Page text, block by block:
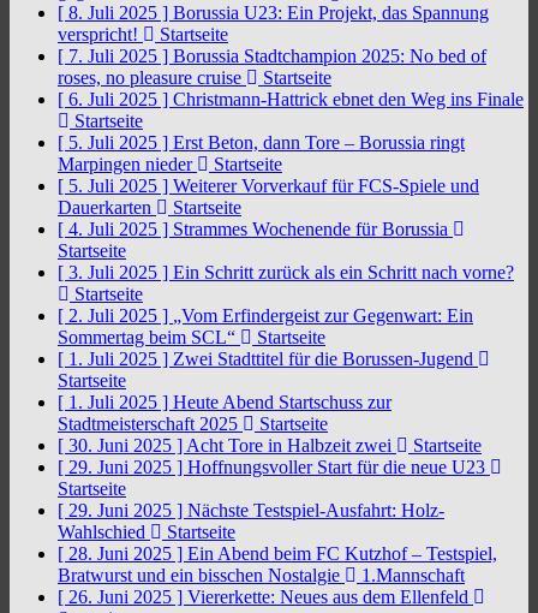
[ 8. Juli 2025 ] Borussia U23: Ein Projekt, das Spannung
verspricht!
Startseite
[ 7. Juli 2025 ] Borussia Stadtchampion 2025: No bed of
roses, no pleasure cruise
Startseite
[ 6. Juli 2025 ] Christmann-Hattrick ebnet den Weg ins Finale
Startseite
[ 5. Juli 2025 ] Erst Beton, dann Tore – Borussia ringt
Marpingen nieder
Startseite
[ 5. Juli 2025 ] Weiterer Vorverkauf für FCS-Spiele und
Dauerkarten
Startseite
[ 4. Juli 2025 ] Strammes Wochenende für Borussia
Startseite
[ 3. Juli 2025 ] Ein Schritt zurück als ein Schritt nach vorne?
Startseite
[ 2. Juli 2025 ] „Vom Erfindergeist zur Gegenwart: Ein
Sommertag beim SCL“
Startseite
[ 1. Juli 2025 ] Zwei Stadttitel für die Borussen-Jugend
Startseite
[ 1. Juli 2025 ] Heute Abend Startschuss zur
Stadtmeisterschaft 2025
Startseite
[ 30. Juni 2025 ] Acht Tore in Halbzeit zwei
Startseite
[ 29. Juni 2025 ] Hoffnungsvoller Start für die neue U23
Startseite
[ 29. Juni 2025 ] Nächste Testspiel-Ausfahrt: Holz-
Wahlschied
Startseite
[ 28. Juni 2025 ] Ein Abend beim FC Kutzhof – Testspiel,
Bratwurst und ein bisschen Nostalgie
1.Mannschaft
[ 26. Juni 2025 ] Viererkette: Neues aus dem Ellenfeld